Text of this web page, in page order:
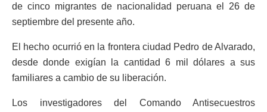
de cinco migrantes de nacionalidad peruana el 26 de
septiembre del presente año.
El hecho ocurrió en la frontera ciudad Pedro de Alvarado,
desde donde exigían la cantidad 6 mil dólares a sus
familiares a cambio de su liberación.
Los investigadores del Comando Antisecuestros